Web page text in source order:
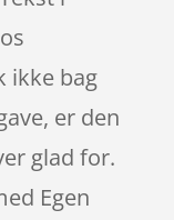
ikke bag
er den
glad for.
Egen